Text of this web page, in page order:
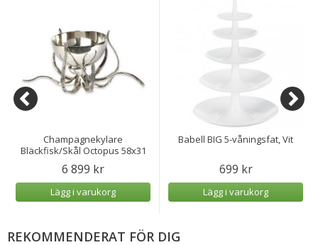
Champagnekylare
Bläckfisk/Skål Octopus 58x31
6 899 kr
Lägg i varukorg
Babell BIG 5-våningsfat, Vit
699 kr
Lägg i varukorg
REKOMMENDERAT FÖR DIG